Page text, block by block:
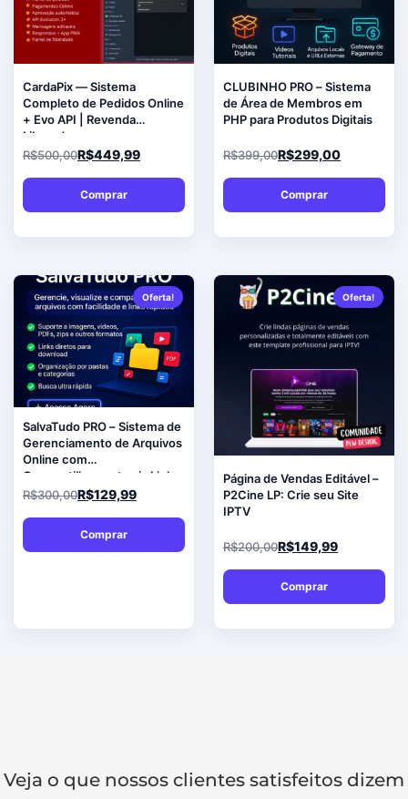
CardaPix — Sistema
Completo de Pedidos Online
+ Evo API | Revenda
Liberada
R$500,00R$449,99
Comprar
CLUBINHO PRO – Sistema
de Área de Membros em
PHP para Produtos Digitais
R$399,00R$299,00
Comprar
Oferta!
SalvaTudo PRO – Sistema de
Gerenciamento de Arquivos
Online com
Compartilhamento via Link
R$300,00R$129,99
Comprar
Oferta!
Página de Vendas Editável –
P2Cine LP: Crie seu Site
IPTV
R$200,00R$149,99
Comprar
Veja o que nossos clientes satisfeitos dizem​